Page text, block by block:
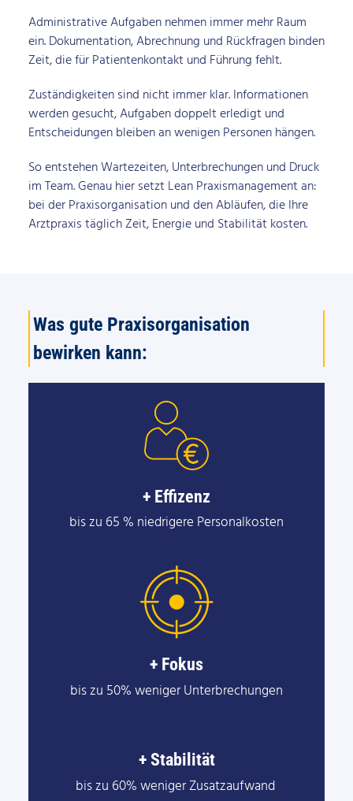
Administrative Aufgaben nehmen immer mehr Raum
ein. Dokumentation, Abrechnung und Rückfragen binden
Zeit, die für Patientenkontakt und Führung fehlt.
Zuständigkeiten sind nicht immer klar. Informationen
werden gesucht, Aufgaben doppelt erledigt und
Entscheidungen bleiben an wenigen Personen hängen.
So entstehen Wartezeiten, Unterbrechungen und Druck
im Team. Genau hier setzt Lean Praxismanagement an:
bei der Praxisorganisation und den Abläufen, die Ihre
Arztpraxis täglich Zeit, Energie und Stabilität kosten.
Was gute Praxisorganisation
bewirken kann:
+ Effizenz
bis zu​ 65 %​ niedrigere Personalkosten
+ Fokus
bis zu 50% weniger Unterbrechungen
+ Stabilität
bis zu 60% weniger Zusatzaufwand